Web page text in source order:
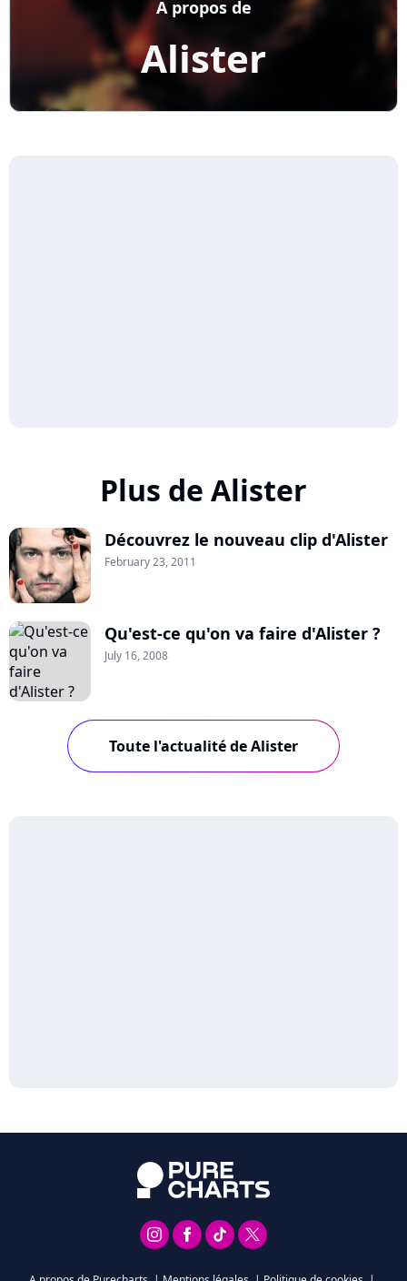
Alister
A propos de
Plus de Alister
Découvrez le nouveau clip d'Alister
February 23, 2011
Qu'est-ce qu'on va faire d'Alister ?
July 16, 2008
Toute l'actualité de Alister